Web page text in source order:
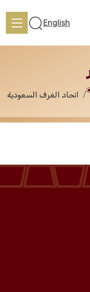
English
اتحاد الغرف السعودية